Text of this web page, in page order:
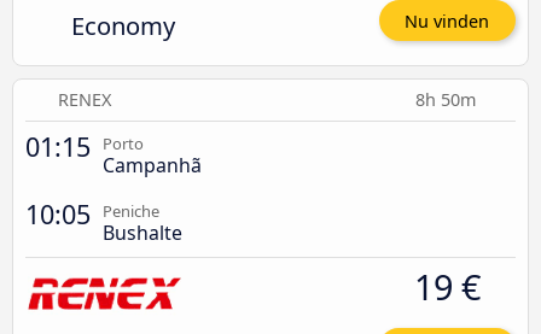
Economy Nu vinden
RENEX 8h 50m
01:15 Porto
Campanhã
10:05 Peniche
Bushalte
19 €